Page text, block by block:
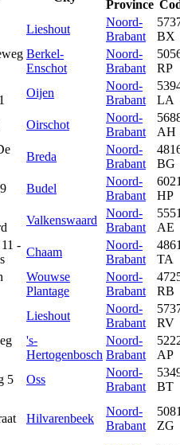
Province
Lieshout
Noord-
Brabant
BX
Berkel-
Enschot
Noord-
Brabant
RP
Oijen
Noord-
Brabant
LA
Oirschot
Noord-
Brabant
AH
Breda
Noord-
Brabant
BG
Budel
Noord-
Brabant
HP
Valkenswaard
Noord-
Brabant
AE
-
Chaam
Noord-
Brabant
TA
Wouwse
Plantage
Noord-
Brabant
RB
Lieshout
Noord-
Brabant
RV
's-
Hertogenbosch
Noord-
Brabant
AP
5 Oss
Noord-
Brabant
BT
Hilvarenbeek
Noord-
Brabant
ZG